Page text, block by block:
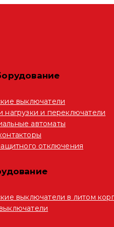
выключатели
нагрузки и переключатели
автоматы
отключения
выключатели в литом